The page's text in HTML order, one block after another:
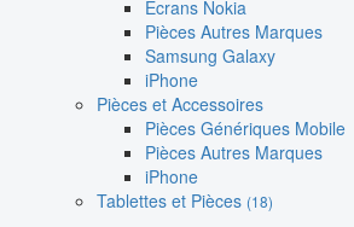
Écrans Nokia
Pièces Autres Marques
Samsung Galaxy
iPhone
Pièces et Accessoires
Pièces Génériques Mobile
Pièces Autres Marques
iPhone
Tablettes et Pièces (18)